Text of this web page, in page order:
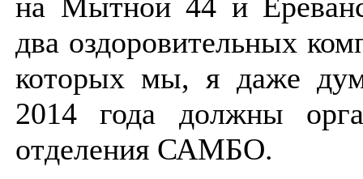
два оздоровительных
которых мы, я даже
2014 года должны
отделения САМБО.